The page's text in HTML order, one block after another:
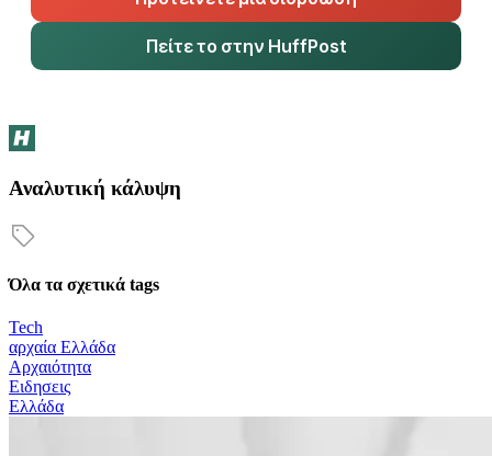
Πείτε το στην HuffPost
Αναλυτική κάλυψη
Όλα τα σχετικά tags
Tech
αρχαία Ελλάδα
Αρχαιότητα
Ειδησεις
Ελλάδα